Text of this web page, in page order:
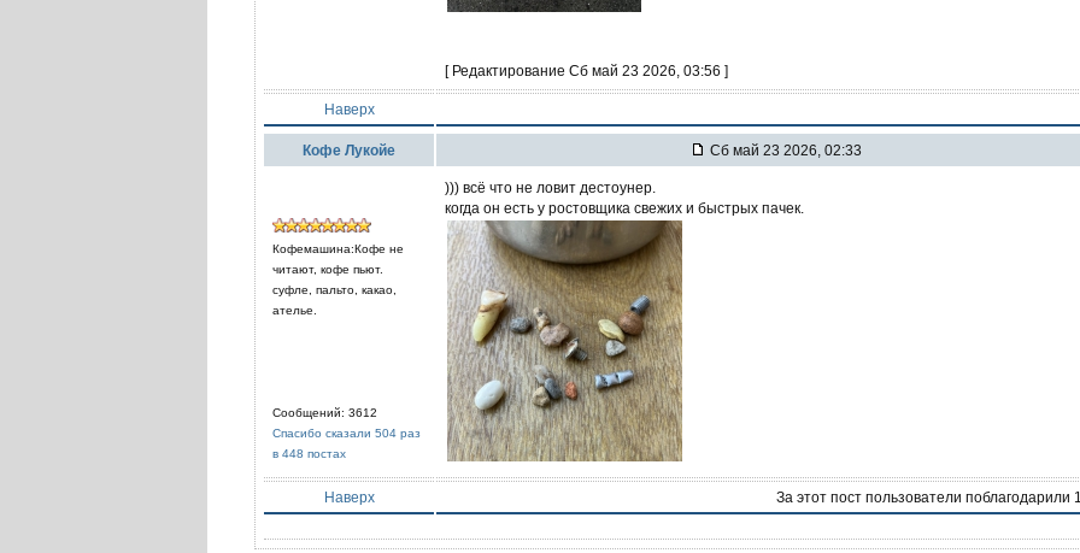
[ Редактирование Сб май 23 2026, 03:56 ]
Наверх
Кофе Лукойе Сб май 23 2026, 02:33
Кофемашина:Кофе не
читают, кофе пьют.
суфле, пальто, какао,
ателье.
Сообщений: 3612
Спасибо сказали 504 раз
в 448 постах
))) всё что не ловит дестоунер.
когда он есть у ростовщика свежих и быстрых пачек.
Наверх За этот пост пользователи поблагодарили